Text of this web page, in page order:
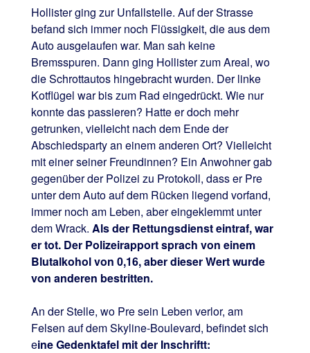
Hollister ging zur Unfallstelle. Auf der Strasse
befand sich immer noch Flüssigkeit, die aus dem
Auto ausgelaufen war. Man sah keine
Bremsspuren. Dann ging Hollister zum Areal, wo
die Schrottautos hingebracht wurden. Der linke
Kotflügel war bis zum Rad eingedrückt. Wie nur
konnte das passieren? Hatte er doch mehr
getrunken, vielleicht nach dem Ende der
Abschiedsparty an einem anderen Ort? Vielleicht
mit einer seiner Freundinnen? Ein Anwohner gab
gegenüber der Polizei zu Protokoll, dass er Pre
unter dem Auto auf dem Rücken liegend vorfand,
immer noch am Leben, aber eingeklemmt unter
dem Wrack. Als der Rettungsdienst eintraf, war
er tot. Der Polizeirapport sprach von einem
Blutalkohol von 0,16, aber dieser Wert wurde
von anderen bestritten.
An der Stelle, wo Pre sein Leben verlor, am
Felsen auf dem Skyline-Boulevard, befindet sich
eine Gedenktafel mit der Inschriftt: